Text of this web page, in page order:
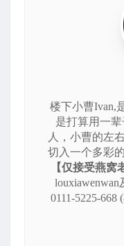
楼下小曹Ivan,
是打算用一
人，小曹的左
切入一个多彩
【仅接受燕窝
louxiawenwan
0111-5225-